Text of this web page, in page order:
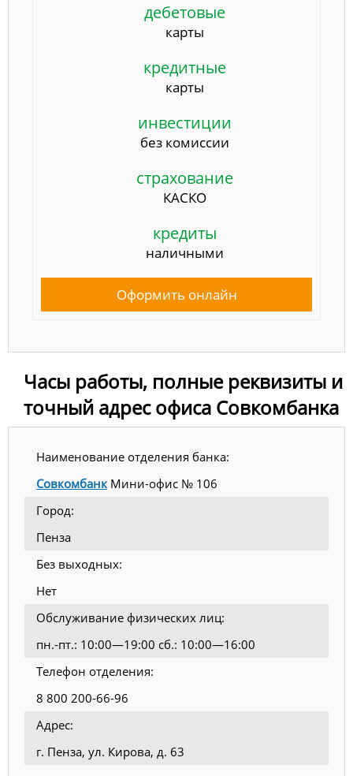
дебетовые
карты
кредитные
карты
инвестиции
без комиссии
страхование
КАСКО
кредиты
наличными
Оформить онлайн
Часы работы, полные реквизиты и
точный адрес офиса Совкомбанка
Наименование отделения банка:
Совкомбанк Мини-офис № 106
Город:
Пенза
Без выходных:
Нет
Обслуживание физических лиц:
пн.-пт.: 10:00—19:00 сб.: 10:00—16:00
Телефон отделения:
8 800 200-66-96
Адрес:
г. Пенза, ул. Кирова, д. 63